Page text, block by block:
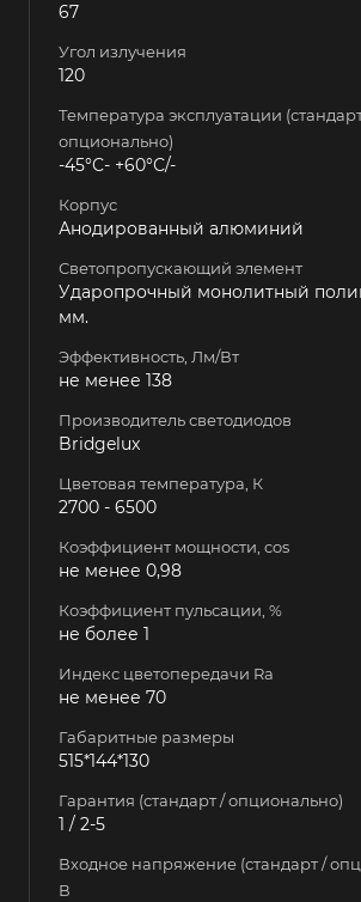
67
Угол излучения
120
Температура эксплуатации
опционально)
-45°С- +60°С/-
Корпус
Анодированный алюминий
Светопропускающий элемент
Ударопрочный монолитный
мм.
Эффективность, Лм/Вт
не менее 138
Производитель светодиодов
Bridgelux
Цветовая температура, К
2700 - 6500
Коэффициент мощности, cos
не менее 0,98
Коэффициент пульсации, %
не более 1
Индекс цветопередачи Ra
не менее 70
Габаритные размеры
515*144*130
Гарантия (стандарт / опционально)
1 / 2-5
Входное напряжение (стандарт /
В